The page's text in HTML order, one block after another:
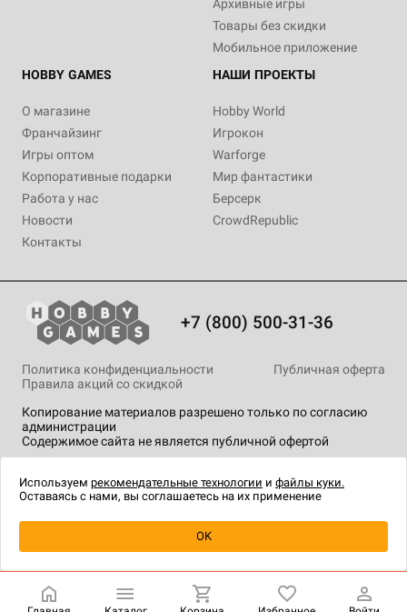
Архивные игры
Товары без скидки
Мобильное приложение
HOBBY GAMES
О магазине
Франчайзинг
Игры оптом
Корпоративные подарки
Работа у нас
Новости
Контакты
НАШИ ПРОЕКТЫ
Hobby World
Игрокон
Warforge
Мир фантастики
Берсерк
CrowdRepublic
+7 (800) 500-31-36
Копирование материалов разрешено только по согласию
администрации
Содержимое сайта не является публичной офертой
Политика конфиденциальности
Публичная оферта
Правила акций со скидкой
технологии.
Используем рекомендательные технологии и файлы куки.
Оставаясь с нами, вы соглашаетесь на их применение
OK